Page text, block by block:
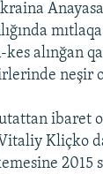
alınğan
neşir
ibaret
Kliçko
2015